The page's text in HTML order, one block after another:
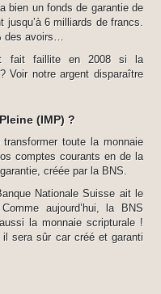
bien un fonds de garantie de
jusqu’à 6 milliards de francs.
des avoirs…
fait faillite en 2008 si la
Voir notre argent disparaître
(IMP) ?
transformer toute la monnaie
comptes courants en de la
créée par la BNS.
Nationale Suisse ait le
aujourd’hui, la BNS
la monnaie scripturale !
sera sûr car créé et garanti